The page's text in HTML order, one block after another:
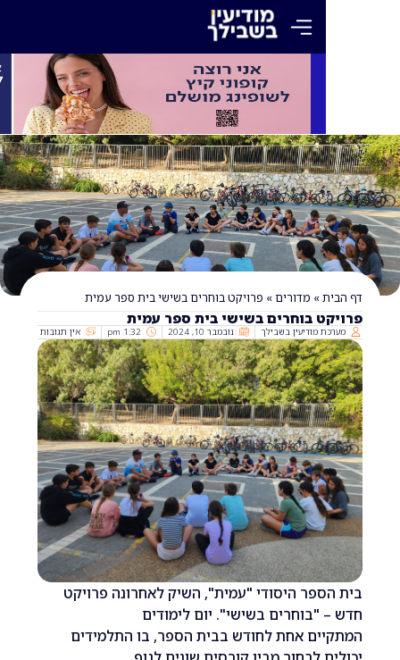
»מדורים »פרויקט בוחרים בשישי בית ספר עמית
בוחרים בשישי בית ספר עמית
מודיעין בשבילך נובמבר 10, 2024 1:32 pm אין תגובות
היסודי "עמית", השיק לאחרונה פרויקט
בשישי". יום לימודים
אחת לחודש בבית הספר, בו התלמידים